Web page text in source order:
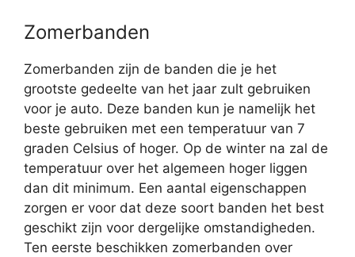
Zomerbanden
Zomerbanden zijn de banden die je het
grootste gedeelte van het jaar zult gebruiken
voor je auto. Deze banden kun je namelijk het
beste gebruiken met een temperatuur van 7
graden Celsius of hoger. Op de winter na zal de
temperatuur over het algemeen hoger liggen
dan dit minimum. Een aantal eigenschappen
zorgen er voor dat deze soort banden het best
geschikt zijn voor dergelijke omstandigheden.
Ten eerste beschikken zomerbanden over